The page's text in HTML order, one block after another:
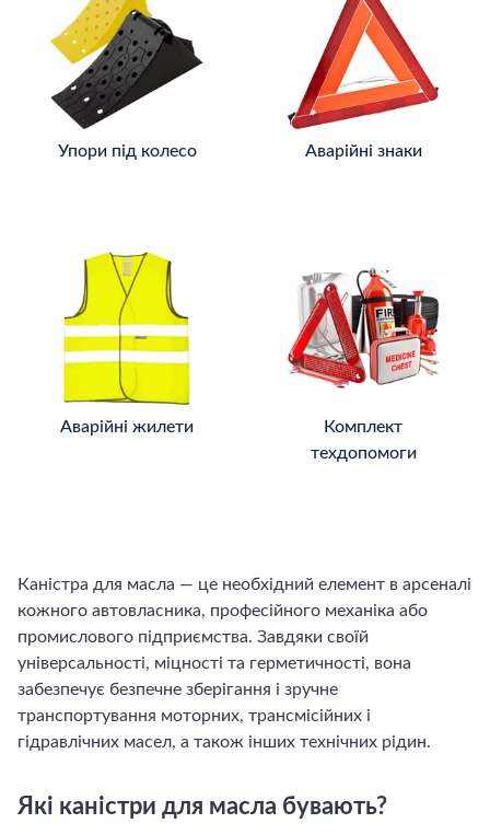
Упори під колесо Аварійні знаки
Аварійні жилети
Комплект
техдопомоги
Каністра для масла — це необхідний елемент в арсеналі
кожного автовласника, професійного механіка або
промислового підприємства. Завдяки своїй
універсальності, міцності та герметичності, вона
забезпечує безпечне зберігання і зручне
транспортування моторних, трансмісійних і
гідравлічних масел, а також інших технічних рідин.
Які каністри для масла бувають?